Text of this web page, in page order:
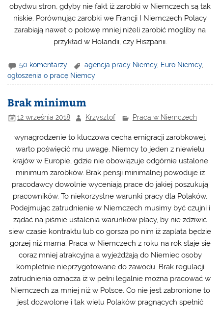
obydwu stron, gdyby nie fakt iż zarobki w Niemczech są tak
niskie. Porównując zarobki we Francji I Niemczech Polacy
zarabiają nawet o połowę mniej niżeli zarobić mogliby na
przykład w Holandii, czy Hiszpanii.
50 komentarzy agencja pracy Niemcy, Euro Niemcy,
ogłoszenia o pracę Niemcy
Brak minimum
12 września 2018 Krzysztof Praca w Niemczech
wynagrodzenie to kluczowa cecha emigracji zarobkowej,
warto poświęcić mu uwagę. Niemcy to jeden z niewielu
krajów w Europie, gdzie nie obowiązuje odgórnie ustalone
minimum zarobków. Brak pensji minimalnej powoduje iż
pracodawcy dowolnie wyceniają prace do jakiej poszukują
pracowników. To niekorzystne warunki pracy dla Polaków.
Podejmując zatrudnienie w Niemczech musimy być czujni i
żądać na piśmie ustalenia warunków płacy, by nie zdziwić
siew czasie kontraktu lub co gorsza po nim iż zaplata będzie
gorzej niż marna. Praca w Niemczech z roku na rok staje się
coraz mniej atrakcyjna a wyjeżdżają do Niemiec osoby
kompletnie nieprzygotowane do zawodu. Brak regulacji
zatrudnienia oznacza iż w pełni legalnie można pracować w
Niemczech za mniej niż w Polsce. Co nie jest zabronione to
jest dozwolone i tak wielu Polaków pragnących spełnić